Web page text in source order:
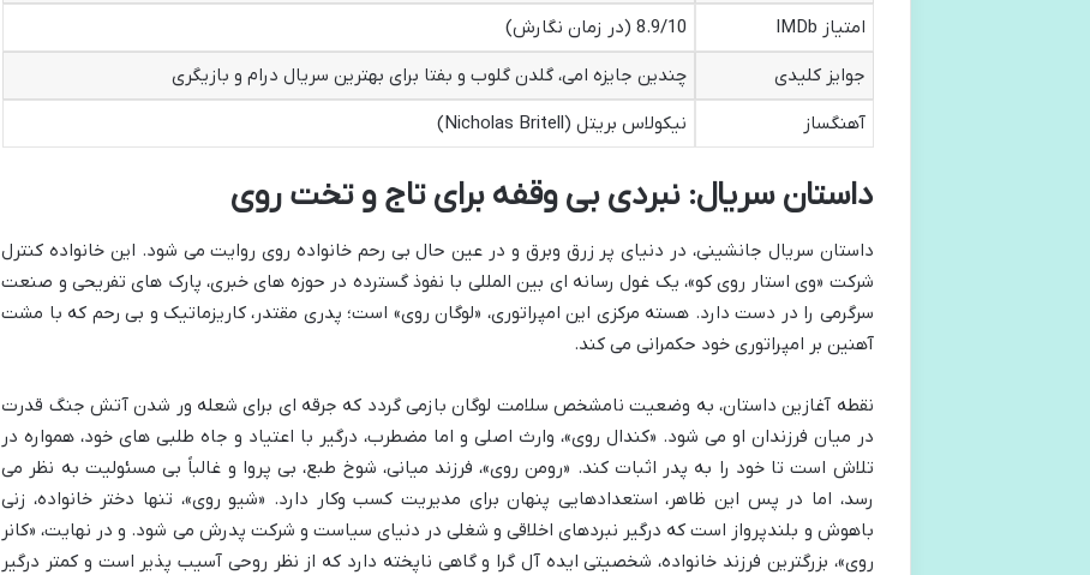
امتیاز IMDb
8.9/10 (در زمان نگارش)
جوایز کلیدی
چندین جایزه امی، گلدن گلوب و بفتا برای بهترین سریال درام و بازیگری
آهنگساز
نیکولاس بریتل (Nicholas Britell)
داستان سریال: نبردی بی وقفه برای تاج و تخت روی
داستان سریال جانشینی، در دنیای پر زرق وبرق و در عین حال بی رحم خانواده روی روایت می شود. این خانواده کنترل
شرکت «وی استار روی کو»، یک غول رسانه ای بین المللی با نفوذ گسترده در حوزه های خبری، پارک های تفریحی و صنعت
سرگرمی را در دست دارد. هسته مرکزی این امپراتوری، «لوگان روی» است؛ پدری مقتدر، کاریزماتیک و بی رحم که با مشت
آهنین بر امپراتوری خود حکمرانی می کند.
نقطه آغازین داستان، به وضعیت نامشخص سلامت لوگان بازمی گردد که جرقه ای برای شعله ور شدن آتش جنگ قدرت
در میان فرزندان او می شود. «کندال روی»، وارث اصلی و اما مضطرب، درگیر با اعتیاد و جاه طلبی های خود، همواره در
تلاش است تا خود را به پدر اثبات کند. «رومن روی»، فرزند میانی، شوخ طبع، بی پروا و غالباً بی مسئولیت به نظر می
رسد، اما در پس این ظاهر، استعدادهایی پنهان برای مدیریت کسب وکار دارد. «شیو روی»، تنها دختر خانواده، زنی
باهوش و بلندپرواز است که درگیر نبردهای اخلاقی و شغلی در دنیای سیاست و شرکت پدرش می شود. و در نهایت، «کانر
روی»، بزرگترین فرزند خانواده، شخصیتی ایده آل گرا و گاهی ناپخته دارد که از نظر روحی آسیب پذیر است و کمتر درگیر